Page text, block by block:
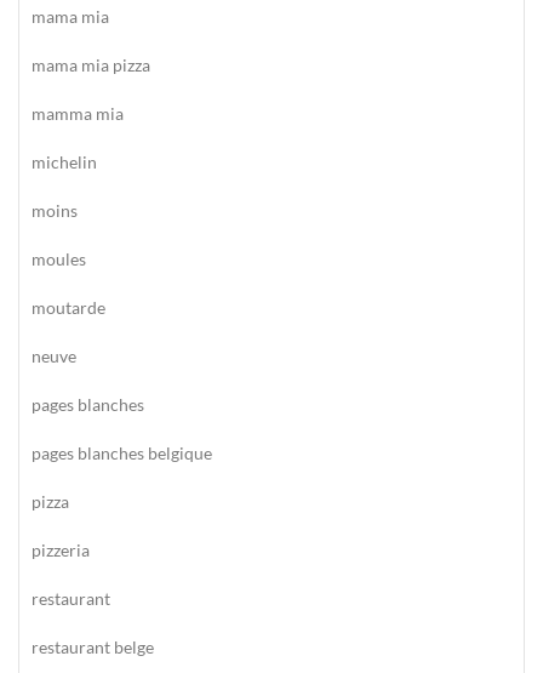
mama mia
mama mia pizza
mamma mia
michelin
moins
moules
moutarde
neuve
pages blanches
pages blanches belgique
pizza
pizzeria
restaurant
restaurant belge